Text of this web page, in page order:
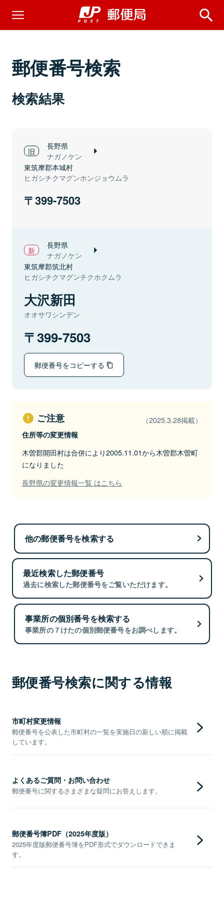
郵便番号検索
検索結果
長野県
ナガノケン
東筑摩郡本城村
ヒガシチクマグンホンジョウムラ
399-7503
長野県
ナガノケン
東筑摩郡筑北村
ヒガシチクマグンチクホクムラ
大沢新田
オオサワシンデン
399-7503
郵便番号をコピーする
ご注意 （2025.3.28掲載）
住所等の変更情報
木曽郡開田村は合併により2005.11.01から木曽郡木曽町
になりました
長野県の変更情報一覧 はこちら
他の郵便番号を検索する
最近検索した郵便番号
過去に検索した郵便番号をご覧いただけます。
事業所の個別番号を検索する
事業所の７けたの個別郵便番号をお調べします。
郵便番号検索に関する情報
市町村変更情報
郵便番号を公表した市町村の一覧を実施日の新しい順に掲載
しています。
よくあるご質問・お問い合わせ
郵便番号に関するさまざまな疑問にお答えします。
郵便番号簿PDF（2025年度版）
2025年度版郵便番号簿をPDF形式でダウンロードできま
す。